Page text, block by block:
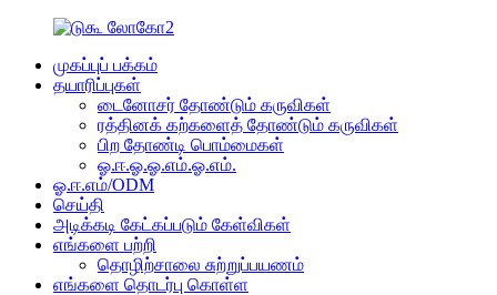
முகப்புப் பக்கம்
தயாரிப்புகள்
டைனோசர் தோண்டும் கருவிகள்
ரத்தினக் கற்களைத் தோண்டும் கருவிகள்
பிற தோண்டி பொம்மைகள்
ஓ.ஈ.ஓ.ஓ.எம்.ஓ.எம்.
ஓ.ஈ.எம்/ODM
செய்தி
அடிக்கடி கேட்கப்படும் கேள்விகள்
எங்களை பற்றி
தொழிற்சாலை சுற்றுப்பயணம்
எங்களை தொடர்பு கொள்ள